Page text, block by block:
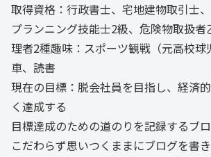
取得資格：行政書士、宅地建物取引士
プランニング技能士2級、危険物取扱者
理者2種趣味：スポーツ観戦（元高校球
車、読書
現在の目標：脱会社員を目指し、経済
く達成する
目標達成のための道のりを記録するブ
こだわらず思いつくままにブログを書き